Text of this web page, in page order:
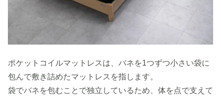
ポケットコイルマットレスは、バネを1つずつ小さい袋に
包んで敷き詰めたマットレスを指します。
袋でバネを包むことで独立しているため、体を点で支えて